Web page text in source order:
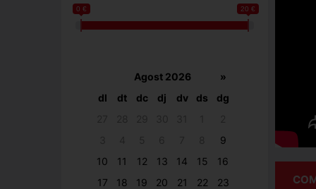
0 € 20 €
Agost 2026
»
dl
dt dc dj dv ds
dg
9
10
11 12 13 14 15
16
17
18 19 20 21 22
23